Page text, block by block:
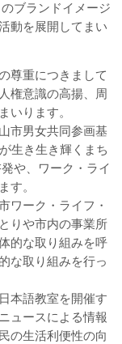
ブランドイメージ
動を展開してまい
尊重につきまして
権意識の高揚、周
いります。
市男女共同参画基
生き生き輝くまち
や、ワーク・ライ
す。
ワーク・ライフ・
りや市内の事業所
的な取り組みを呼
な取り組みを行っ
本語教室を開催す
ュースによる情報
の生活利便性の向